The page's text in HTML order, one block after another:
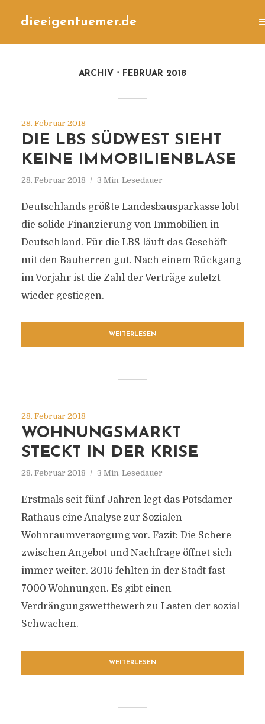
dieeigentuemer.de
ARCHIV FEBRUAR 2018
28. Februar 2018
DIE LBS SÜDWEST SIEHT
KEINE IMMOBILIENBLASE
28. Februar 2018 3 Min. Lesedauer
Deutschlands größte Landesbausparkasse lobt
die solide Finanzierung von Immobilien in
Deutschland. Für die LBS läuft das Geschäft
mit den Bauherren gut. Nach einem Rückgang
im Vorjahr ist die Zahl der Verträge zuletzt
wieder gestiegen.
WEITERLESEN
28. Februar 2018
WOHNUNGSMARKT
STECKT IN DER KRISE
28. Februar 2018 3 Min. Lesedauer
Erstmals seit fünf Jahren legt das Potsdamer
Rathaus eine Analyse zur Sozialen
Wohnraumversorgung vor. Fazit: Die Schere
zwischen Angebot und Nachfrage öffnet sich
immer weiter. 2016 fehlten in der Stadt fast
7000 Wohnungen. Es gibt einen
Verdrängungswettbewerb zu Lasten der sozial
Schwachen.
WEITERLESEN